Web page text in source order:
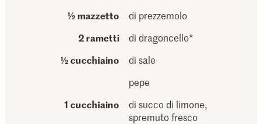
½ mazzetto
di prezzemolo
2 rametti
di dragoncello*
½ cucchiaino
di sale
pepe
1 cucchiaino
di succo di limone,
spremuto fresco